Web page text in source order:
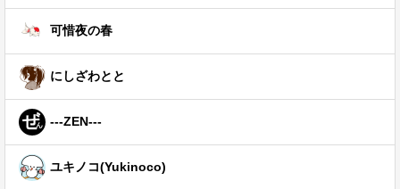
可惜夜の春
にしざわとと
---ZEN---
ユキノコ(Yukinoco)